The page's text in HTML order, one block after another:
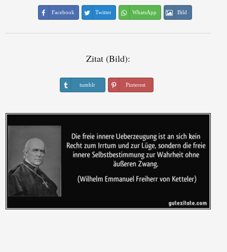
Facebook Twitter WhatsApp Bild
Zitat (Bild):
tumblr Pinterest